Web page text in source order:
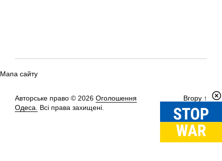
Мапа сайту
Авторське право © 2026 Оголошення
Одеса.
Всі права захищені.
Вгору ↑